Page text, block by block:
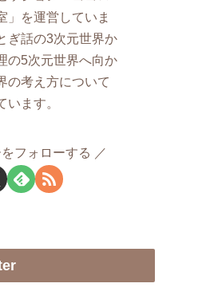
」を運営していま
ぎ話の3次元世界か
の5次元世界へ向か
の考え方について
います。
フォローする